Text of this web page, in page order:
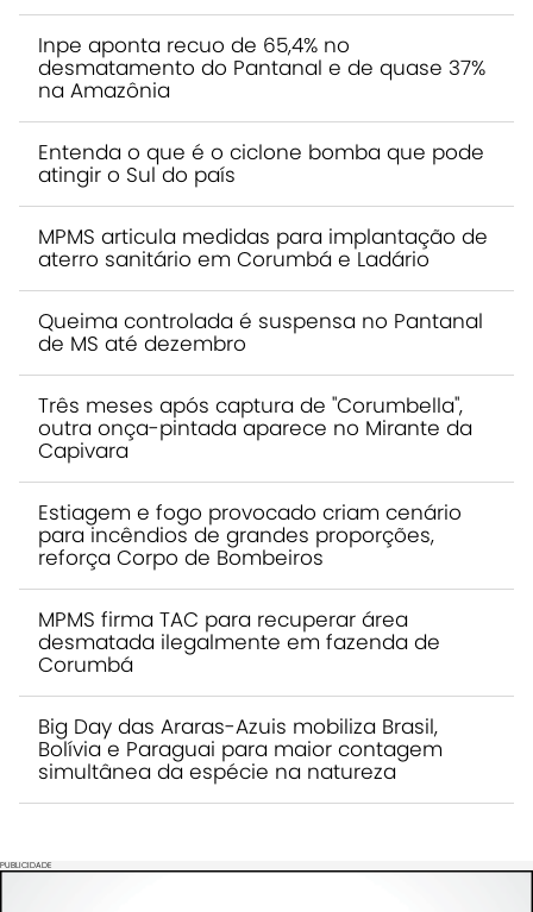
Inpe aponta recuo de 65,4% no
desmatamento do Pantanal e de quase 37%
na Amazônia
Entenda o que é o ciclone bomba que pode
atingir o Sul do país
MPMS articula medidas para implantação de
aterro sanitário em Corumbá e Ladário
Queima controlada é suspensa no Pantanal
de MS até dezembro
Três meses após captura de "Corumbella",
outra onça-pintada aparece no Mirante da
Capivara
Estiagem e fogo provocado criam cenário
para incêndios de grandes proporções,
reforça Corpo de Bombeiros
MPMS firma TAC para recuperar área
desmatada ilegalmente em fazenda de
Corumbá
Big Day das Araras-Azuis mobiliza Brasil,
Bolívia e Paraguai para maior contagem
simultânea da espécie na natureza
PUBLICIDADE